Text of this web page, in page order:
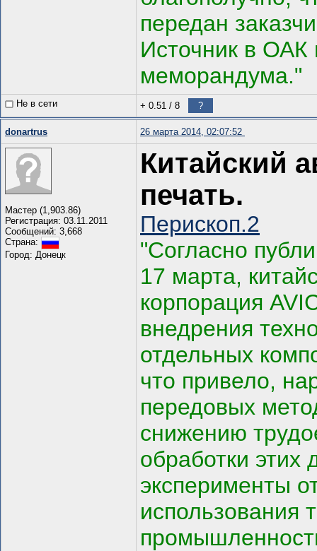
передан
Источник в ОАК
меморандума."
Не в сети + 0.51 / 8 ?
donartrus 26 марта 2014, 02:07:52
Мастер (1,903.86)
Регистрация: 03.11.2011
Сообщений: 3,668
Страна:
Город: Донецк
Китайский
печать.
Перископ.2
"Согласно
17 марта,
корпорация
внедрения
отдельных
что привело,
передовых
снижению
обработки
эксперименты
использования